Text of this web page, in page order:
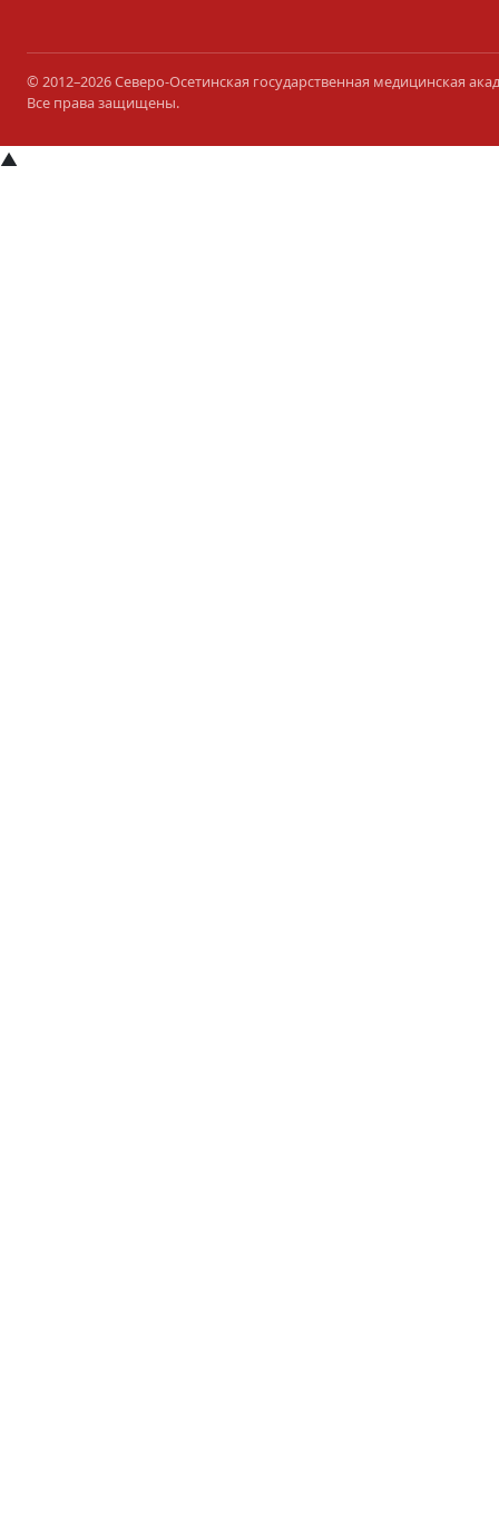
© 2012–2026 Северо-Осетинская государственная медицинская
Все права защищены.
▲